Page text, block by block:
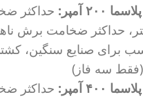
آمپر:
حداکثر
برای صنایع سنگین،
سه فاز)
آمپر:
حداکثر